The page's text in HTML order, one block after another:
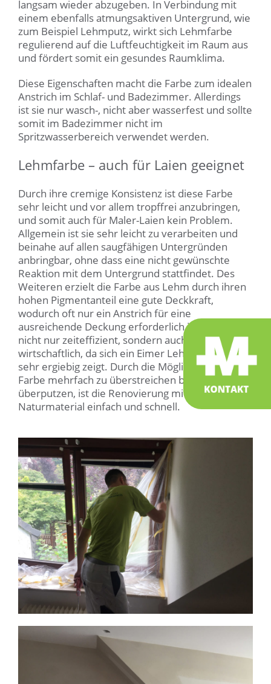
langsam wieder abzugeben. In Verbindung mit
einem ebenfalls atmungsaktiven Untergrund, wie
zum Beispiel Lehmputz, wirkt sich Lehmfarbe
regulierend auf die Luftfeuchtigkeit im Raum aus
und fördert somit ein gesundes Raumklima.
Diese Eigenschaften macht die Farbe zum idealen
Anstrich im Schlaf- und Badezimmer. Allerdings
ist sie nur wasch-, nicht aber wasserfest und sollte
somit im Badezimmer nicht im
Spritzwasserbereich verwendet werden.
Lehmfarbe – auch für Laien geeignet
Durch ihre cremige Konsistenz ist diese Farbe
sehr leicht und vor allem tropffrei anzubringen,
und somit auch für Maler-Laien kein Problem.
Allgemein ist sie sehr leicht zu verarbeiten und
beinahe auf allen saugfähigen Untergründen
anbringbar, ohne dass eine nicht gewünschte
Reaktion mit dem Untergrund stattfindet. Des
Weiteren erzielt die Farbe aus Lehm durch ihren
hohen Pigmentanteil eine gute Deckkraft,
wodurch oft nur ein Anstrich für eine
ausreichende Deckung erforderlich ist. Das ist
nicht nur zeiteffizient, sondern auch
wirtschaftlich, da sich ein Eimer Lehmfarbe als
sehr ergiebig zeigt. Durch die Möglichkeit die
Farbe mehrfach zu überstreichen bzw. zu
überputzen, ist die Renovierung mit diesem
Naturmaterial einfach und schnell.